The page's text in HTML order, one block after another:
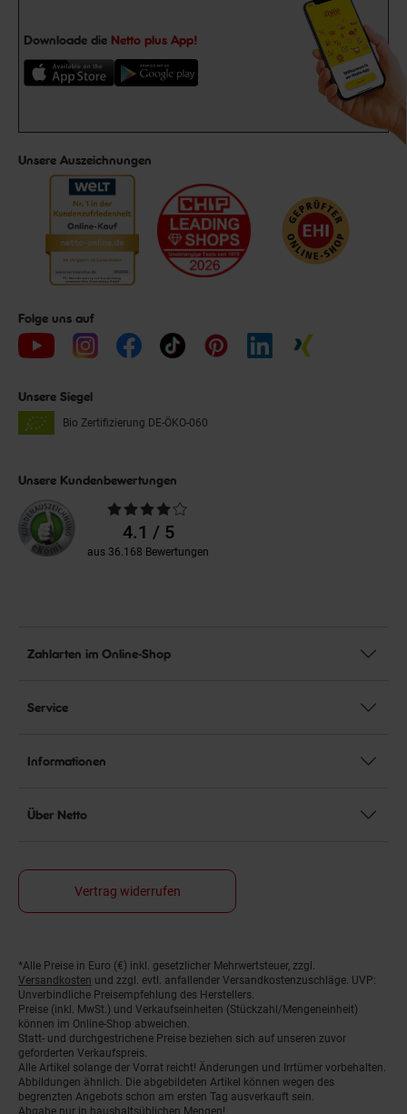
Downloade die Netto plus App!
Unsere Auszeichnungen
Folge uns auf
Unsere Siegel
Bio Zertifizierung DE-ÖKO-060
Unsere Kundenbewertungen
Durchschnittliche
Bewertungen4.1 / 5
aus 36.168 Bewertungen
Zahlarten im Online-Shop
Service
Informationen
Über Netto
Vertrag widerrufen
Fußnoten
*Alle Preise in Euro (€) inkl. gesetzlicher Mehrwertsteuer, zzgl.
Versandkosten und zzgl. evtl. anfallender Versandkostenzuschläge. UVP:
Unverbindliche Preisempfehlung des Herstellers.
Preise (inkl. MwSt.) und Verkaufseinheiten (Stückzahl/Mengeneinheit)
können im Online-Shop abweichen.
Statt- und durchgestrichene Preise beziehen sich auf unseren zuvor
geforderten Verkaufspreis.
Alle Artikel solange der Vorrat reicht! Änderungen und Irrtümer vorbehalten.
Abbildungen ähnlich. Die abgebildeten Artikel können wegen des
begrenzten Angebots schon am ersten Tag ausverkauft sein.